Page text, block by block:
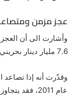
عجز مزمن
وأشارت الى أن
7.6 مليار دينار بحريني (20.2 مليار دولار أمريكي).
وقدّرت أنه إذا تصاعد
عام 2011، فقد يتجاوز الرقم 30.0 مليار دولار أمريكي.